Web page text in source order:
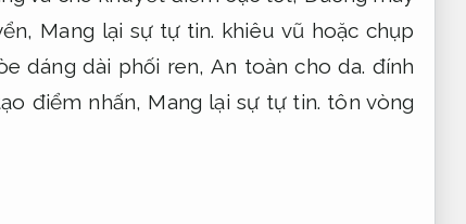
Mang lại sự tự tin. khiêu vũ hoặc chụp
dáng dài phối ren, An toàn cho da. đính
điểm nhấn, Mang lại sự tự tin. tôn vòng